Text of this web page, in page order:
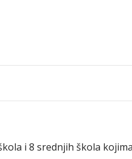
i 8 srednjih škola